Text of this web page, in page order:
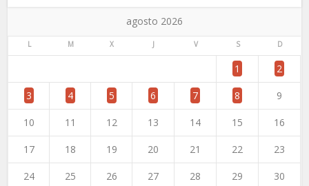
agosto 2026
L M X J V S D
1 2
3 4 5 6 7 8 9
10 11 12 13 14 15 16
17 18 19 20 21 22 23
24 25 26 27 28 29 30